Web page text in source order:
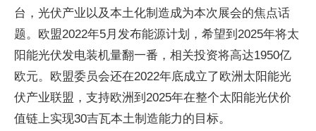
台，光伏产业以及本土化制造成为本次展会的焦点话
题。欧盟2022年5月发布能源计划，希望到2025年将太
阳能光伏发电装机量翻一番，相关投资将高达1950亿
欧元。欧盟委员会还在2022年底成立了欧洲太阳能光
伏产业联盟，支持欧洲到2025年在整个太阳能光伏价
值链上实现30吉瓦本土制造能力的目标。